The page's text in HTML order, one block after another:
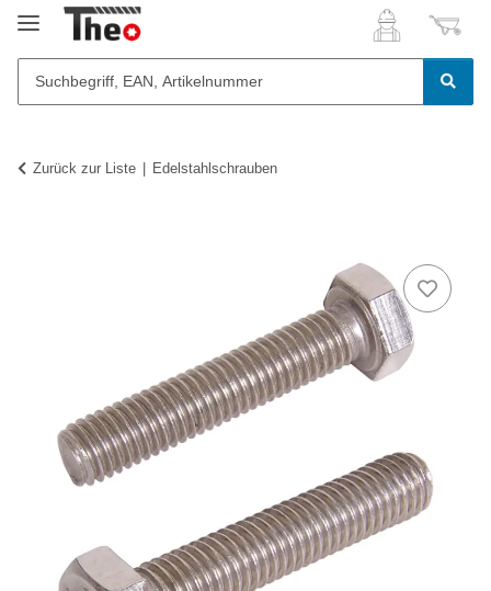
Zurück zur Liste Edelstahlschrauben